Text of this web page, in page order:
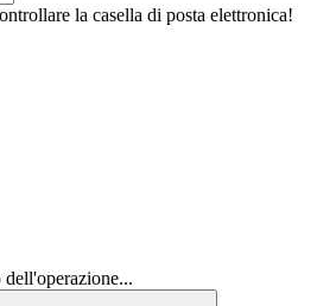
la casella di posta elettronica!